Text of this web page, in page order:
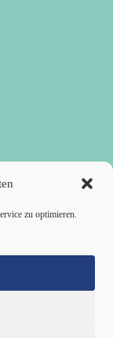
zu optimieren.